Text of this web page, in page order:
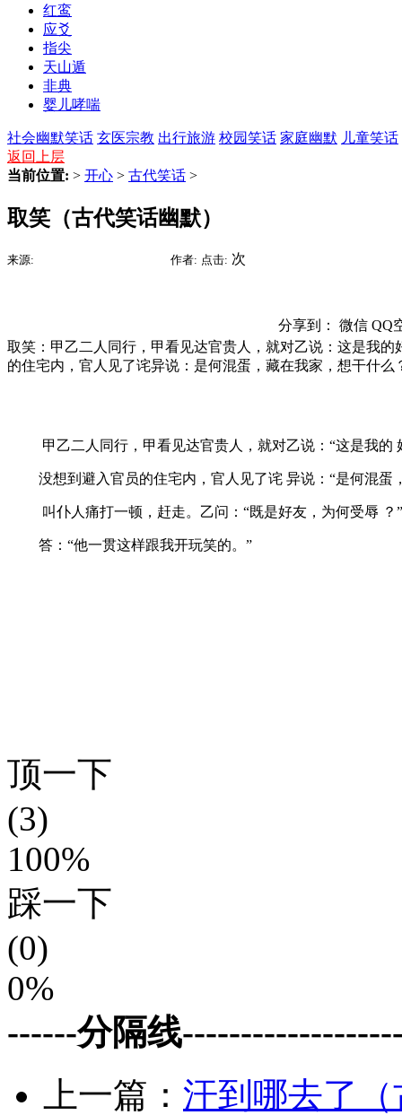
红鸾
应爻
指尖
天山遁
非典
婴儿哮喘
社会幽默笑话 玄医宗教 出行旅游 校园笑话 家庭幽默 儿童笑话
返回上层
当前位置: > 开心 > 古代笑话 >
取笑（古代笑话幽默）
来源: 作者: 点击: 次
分享到： 微信 QQ
取笑：甲乙二人同行，甲看见达官贵人，就对乙说：这是我
的住宅内，官人见了诧异说：是何混蛋，藏在我家，想干什么
甲乙二人同行，甲看见达官贵人，就对乙说：“这是我的
没想到避入官员的住宅内，官人见了诧 异说：“是何混蛋
叫仆人痛打一顿，赶走。乙问：“既是好友，为何受辱 ？”
答：“他一贯这样跟我开玩笑的。”
顶一下
(3)
100%
踩一下
(0)
0%
------分隔线
上一篇： 汗到哪去了